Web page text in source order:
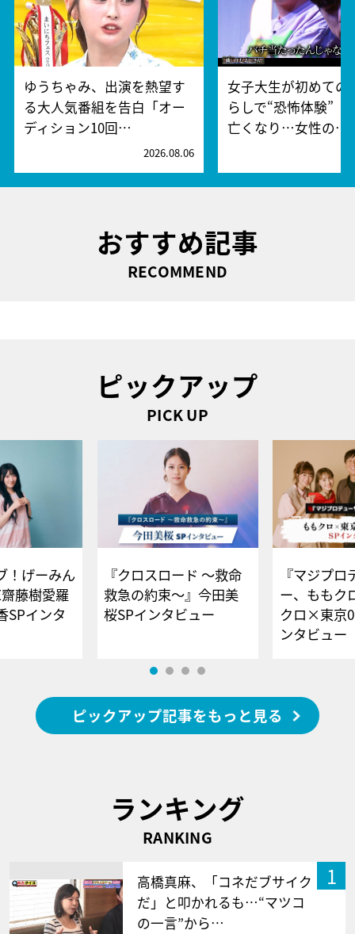
ゆうちゃみ、出演を熱望す
る大人気番組を告白「オー
ディション10回…
2026.08.06
女子大生が初めての
らしで“恐怖体験”
亡くなり…女性の…
おすすめ記事
RECOMMEND
ピックアップ
PICK UP
！げーみん
藤樹愛羅
SPインタ
『クロスロード ～救命
救急の約束～』今田美
桜SPインタビュー
『マジプロ
ー、ももク
クロ×東京
ンタビュー
ピックアップ記事をもっと見る
ランキング
RANKING
1
高橋真麻、「コネだブサイク
だ」と叩かれるも…“マツコ
の一言”から…